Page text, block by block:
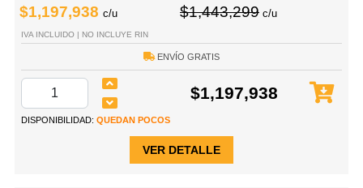
$1,197,938 c/u $1,443,299 c/u
IVA INCLUIDO | NO INCLUYE RIN
ENVÍO GRATIS
$1,197,938
DISPONIBILIDAD: QUEDAN POCOS
VER DETALLE